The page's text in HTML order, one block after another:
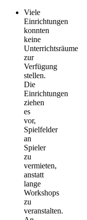
Viele
Einrichtungen
konnten
keine
Unterrichtsräume
zur
Verfügung
stellen.
Die
Einrichtungen
ziehen
es
vor,
Spielfelder
an
Spieler
zu
vermieten,
anstatt
lange
Workshops
zu
veranstalten.